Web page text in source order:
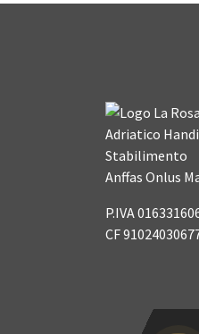
Adriatico
Anffas Onlus
P.IVA
CF